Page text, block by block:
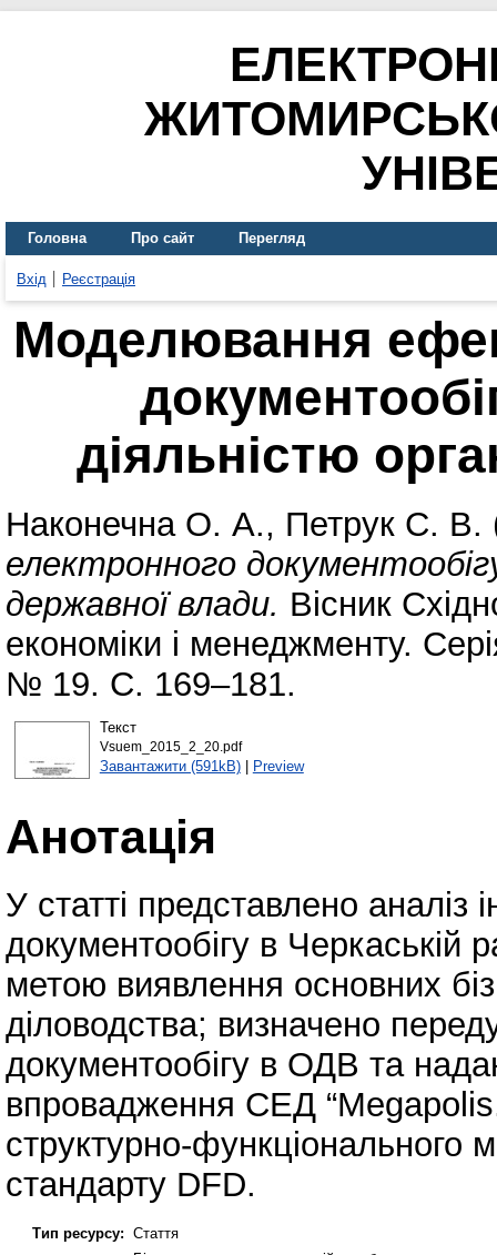
Головна Про сайт Перегляд
Вхід Реєстрація
Моделювання
діяльністю
Наконечна О. А., Петрук С. В.
електронного
державної влади. Вісник
економіки і менеджменту.
№ 19. С. 169–181.
Текст
Vsuem_2015_2_20.pdf
Завантажити (591kB)| Preview
Анотація
У статті представлено аналіз
документообігу в Черкаській
метою виявлення основних
діловодства; визначено
документообігу в ОДВ та
впровадження СЕД
структурно-
стандарту DFD.
Тип ресурсу: Стаття